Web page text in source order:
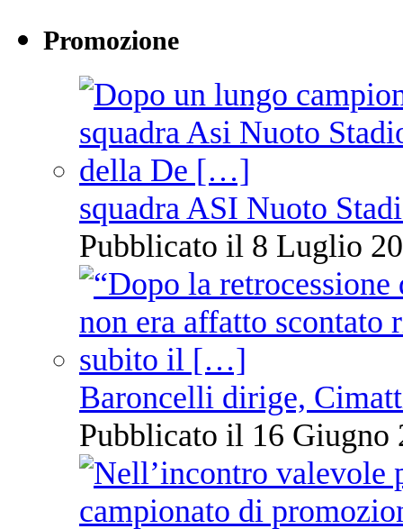
Promozione
squadra ASI Nuoto
Pubblicato il 8 Luglio
Baroncelli dirige,
Pubblicato il 16 Giugno